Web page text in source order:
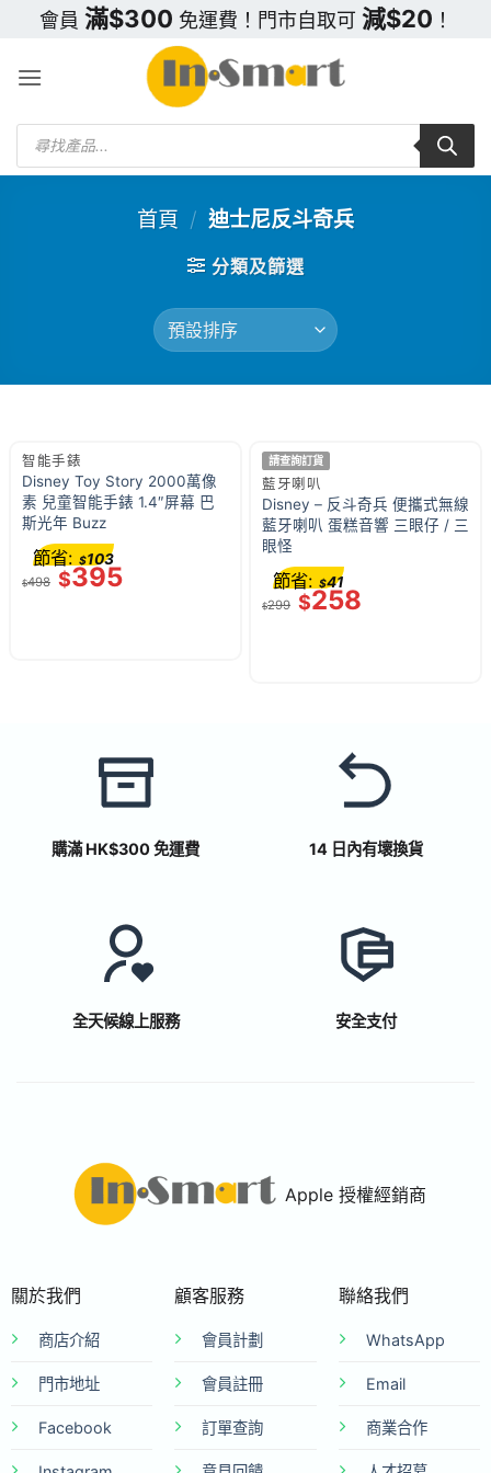
content
會員 滿$300 免運費！門市自取可 減$20 ！
Products
search
首頁 / 迪士尼反斗奇兵
分類及篩選
智能手錶
Disney Toy Story 2000萬像
素 兒童智能手錶 1.4″屏幕 巴
斯光年 Buzz
$498 $395
節省: $103
請查詢訂貨
藍牙喇叭
Disney – 反斗奇兵 便攜式無線
藍牙喇叭 蛋糕音響 三眼仔 / 三
眼怪
$299 $258
節省: $41
購滿 HK$300 免運費 14 日內有壞換貨
全天候線上服務 安全支付
Apple 授權經銷商
關於我們
商店介紹
門市地址
Facebook
顧客服務
會員計劃
會員註冊
訂單查詢
聯絡我們
WhatsApp
Email
商業合作